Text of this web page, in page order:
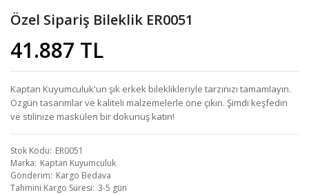
Özel Sipariş Bileklik ER0051
41.887 TL
Kaptan Kuyumculuk'un şık erkek bileklikleriyle tarzınızı tamamlayın.
Özgün tasarımlar ve kaliteli malzemelerle öne çıkın. Şimdi keşfedin
ve stilinize maskülen bir dokunuş katın!
Stok Kodu ER0051
Marka Kaptan Kuyumculuk
Gönderim Kargo Bedava
Tahmini Kargo Süresi 3-5 gün